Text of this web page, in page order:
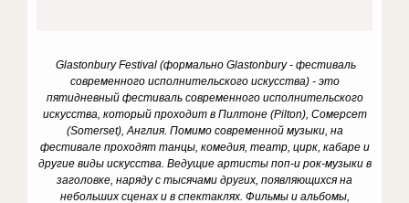
GlastonburyFestival (формально Glastonbury - фестиваль
современного исполнительского искусства) - это
пятидневный фестиваль современного исполнительского
искусства, который проходит в Пилтоне (Pilton), Сомерсет
(Somerset), Англия. Помимо современной музыки, на
фестивале проходят танцы, комедия, театр, цирк, кабаре и
другие виды искусства. Ведущие артисты поп-и рок-музыки в
заголовке, наряду с тысячами других, появляющихся на
небольших сценах и в спектаклях. Фильмы и альбомы,